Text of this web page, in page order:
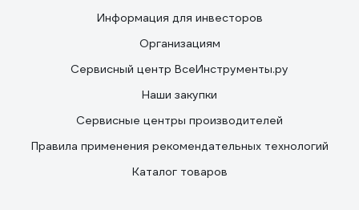
Информация для инвесторов
Организациям
Сервисный центр ВсеИнструменты.ру
Наши закупки
Сервисные центры производителей
Правила применения рекомендательных технологий
Каталог товаров